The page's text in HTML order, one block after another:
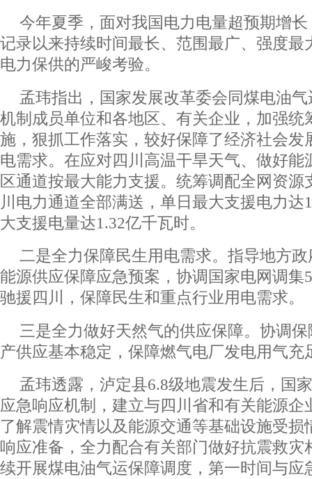
今年夏季，面对我国电力电量超预期增
记录以来持续时间最长、范围最广、强度最
电力保供的严峻考验。
孟玮指出，国家发展改革委会同煤电油
机制成员单位和各地区、有关企业，加强统
施，狠抓工作落实，较好保障了经济社会发
电需求。在应对四川高温干旱天气、做好能
区通道按最大能力支援。统筹调配全网资源
川电力通道全部满送，单日最大支援电力达
大支援电量达1.32亿千瓦时。
二是全力保障民生用电需求。指导地方
能源供应保障应急预案，协调国家电网调集
驰援四川，保障民生和重点行业用电需求。
三是全力做好天然气的供应保障。协调
产供应基本稳定，保障燃气电厂发电用气充
孟玮透露，泸定县6.8级地震发生后，国
应急响应机制，建立与四川省和有关能源企
了解震情灾情以及能源交通等基础设施受损
响应准备，全力配合有关部门做好抗震救灾
续开展煤电油气运保障调度，第一时间与应